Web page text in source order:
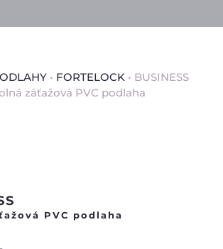
• FORTELOCK • BUSINESS
záťažová PVC podlaha
PVC podlaha